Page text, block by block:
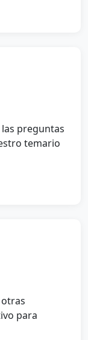
preguntas
temario
para